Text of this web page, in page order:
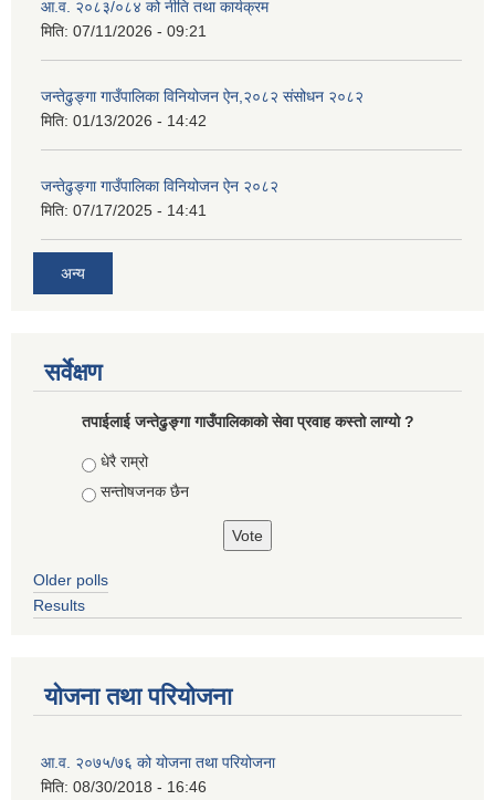
आ.व. २०८३/०८४ को नीति तथा कार्यक्रम
मिति: 07/11/2026 - 09:21
जन्तेढुङ्गा गाउँपालिका विनियोजन ऐन,२०८२ संसोधन २०८२
मिति: 01/13/2026 - 14:42
जन्तेढुङ्गा गाउँपालिका विनियोजन ऐन २०८२
मिति: 07/17/2025 - 14:41
अन्य
सर्वेक्षण
तपाईलाई जन्तेढुङ्गा गाउँपालिकाको सेवा प्रवाह कस्तो लाग्यो ?
Choices
धेरै राम्रो
सन्तोषजनक छैन
Older polls
Results
योजना तथा परियोजना
आ.व. २०७५/७६ को योजना तथा परियोजना
मिति: 08/30/2018 - 16:46